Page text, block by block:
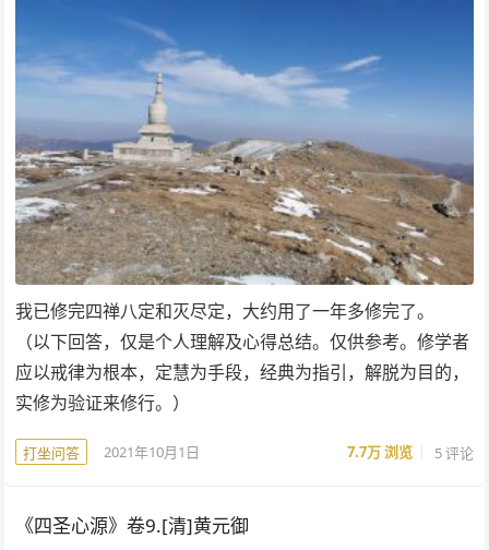
我已修完四禅八定和灭尽定，大约用了一年多修完了。
（以下回答，仅是个人理解及心得总结。仅供参考。修学者
应以戒律为根本，定慧为手段，经典为指引，解脱为目的，
实修为验证来修行。）
打坐问答 2021年10月1日 7.7万浏览 5 评论
《四圣心源》卷9.[清]黄元御